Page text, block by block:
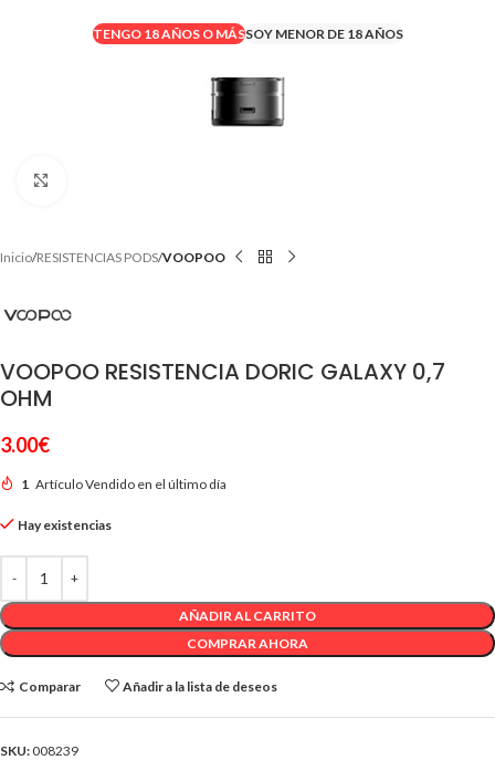
TENGO 18 AÑOS O MÁSSOY MENOR DE 18 AÑOS
Inicio RESISTENCIAS PODS VOOPOO
VOOPOO RESISTENCIA DORIC GALAXY 0,7
OHM
3.00€
1 Artículo Vendido en el último día
Hay existencias
AÑADIR AL CARRITO
COMPRAR AHORA
Comparar Añadir a la lista de deseos
SKU: 008239